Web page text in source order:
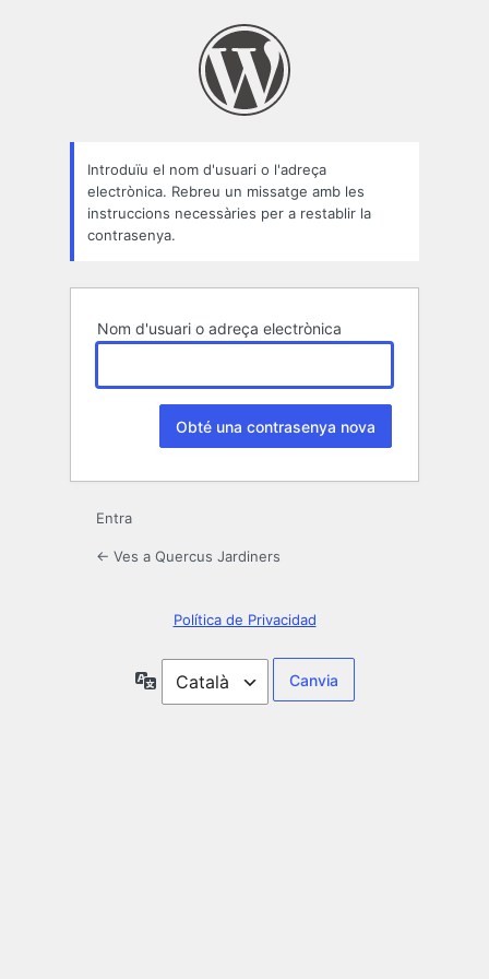
Introduïu el nom d'usuari o l'adreça
electrònica. Rebreu un missatge amb les
instruccions necessàries per a restablir la
contrasenya.
Nom d'usuari o adreça electrònica
Entra
← Ves a Quercus Jardiners
Política de Privacidad
Idioma